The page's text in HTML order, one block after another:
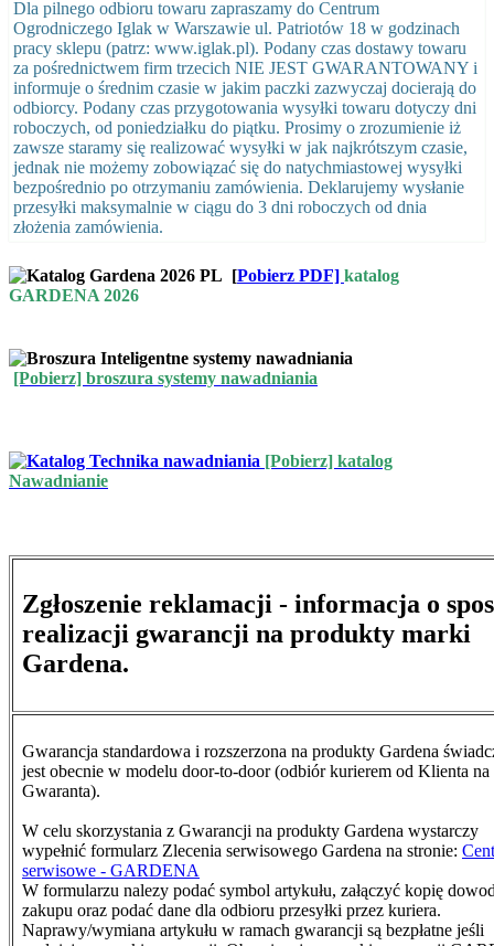
Dla pilnego odbioru towaru zapraszamy do Centrum
Ogrodniczego Iglak w Warszawie ul. Patriotów 18 w godzinach
pracy sklepu (patrz: www.iglak.pl). Podany czas dostawy towaru
za pośrednictwem firm trzecich NIE JEST GWARANTOWANY i
informuje o średnim czasie w jakim paczki zazwyczaj docierają do
odbiorcy. Podany czas przygotowania wysyłki towaru dotyczy dni
roboczych, od poniedziałku do piątku. Prosimy o zrozumienie iż
zawsze staramy się realizować wysyłki w jak najkrótszym czasie,
jednak nie możemy zobowiązać się do natychmiastowej wysyłki
bezpośrednio po otrzymaniu zamówienia. Deklarujemy wysłanie
przesyłki maksymalnie w ciągu do 3 dni roboczych od dnia
złożenia zamówienia.
[Pobierz PDF] katalog
GARDENA 2026
[Pobierz] broszura systemy nawadniania
[Pobierz] katalog
Nawadnianie
Zgłoszenie reklamacji - informacja o
realizacji gwarancji na produkty marki
Gardena.
Gwarancja standardowa i rozszerzona na produkty Gardena
jest obecnie w modelu door-to-door (odbiór kurierem od Klienta na
Gwaranta).
W celu skorzystania z Gwarancji na produkty Gardena wystarczy
wypełnić formularz Zlecenia serwisowego Gardena na stronie:
serwisowe - GARDENA
W formularzu nalezy podać symbol artykułu, załączyć kopię
zakupu oraz podać dane dla odbioru przesyłki przez kuriera.
Naprawy/wymiana artykułu w ramach gwarancji są bezpłatne jeśli